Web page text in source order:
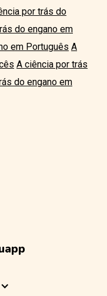
por trás do
do engano em
em Português A
A ciência por trás
do engano em